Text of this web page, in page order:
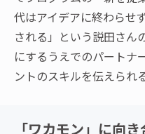
代はアイデアに終わらせ
される」という説田さん
にするうえでのパートナ
ントのスキルを伝えられ
「ワカモン」に向